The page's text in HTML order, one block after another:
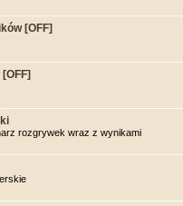
[OFF]
rozgrywek wraz z wynikami